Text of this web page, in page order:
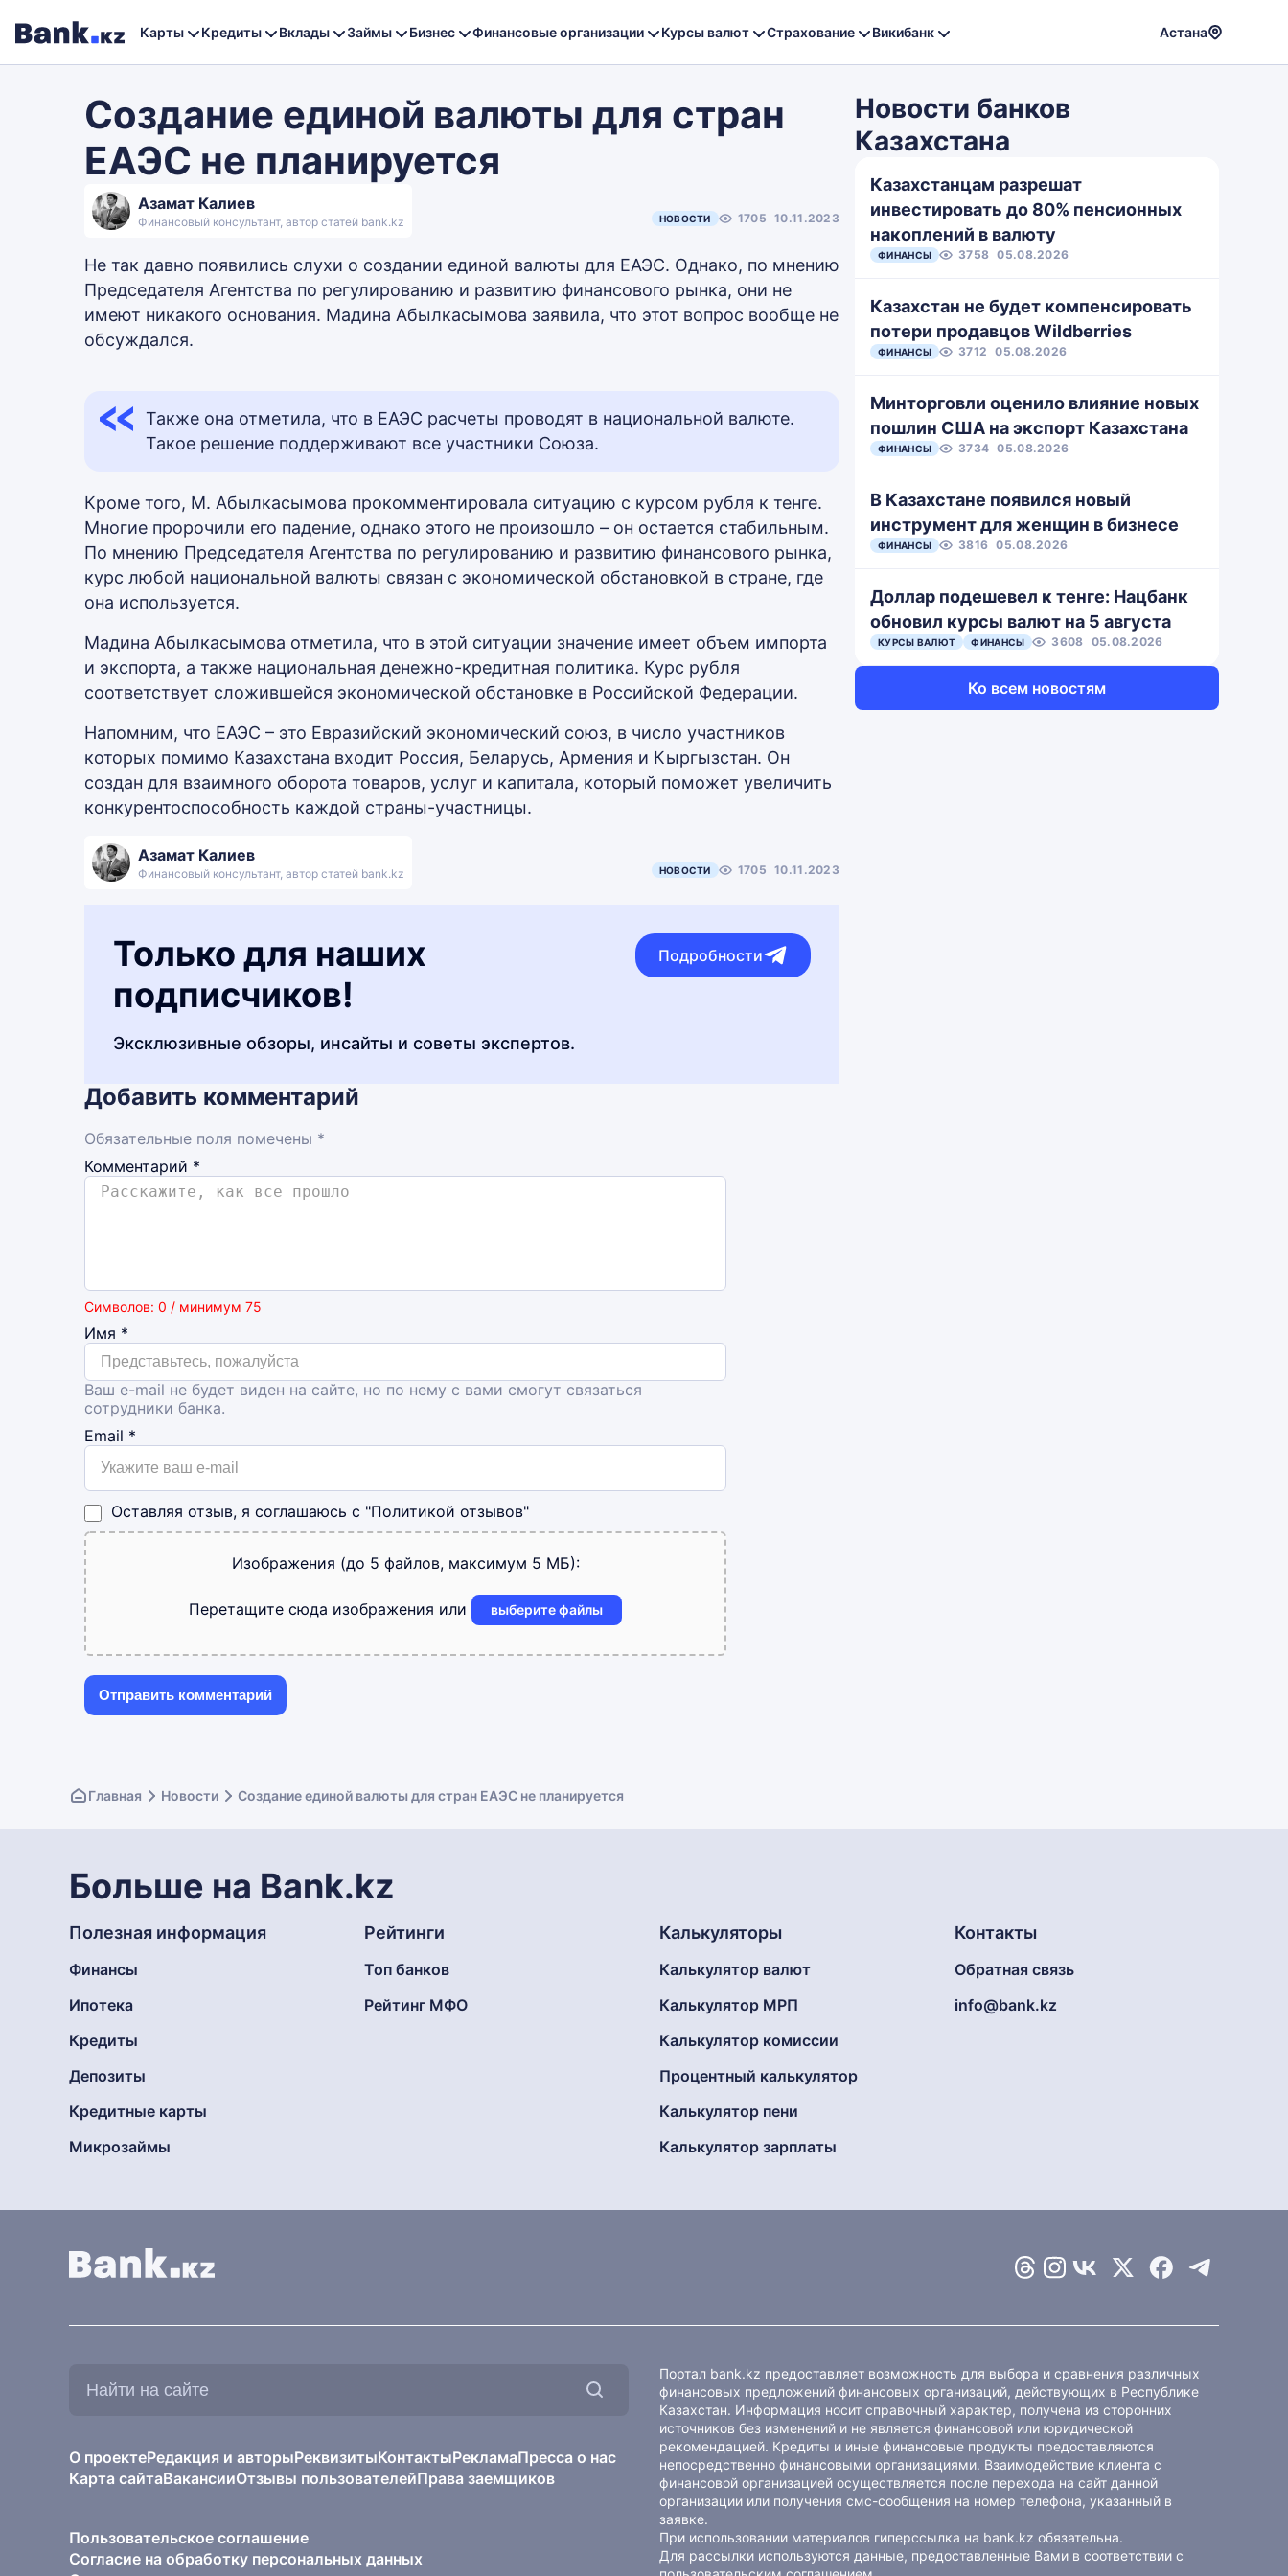
Карты Кредиты Вклады Займы Бизнес Финансовые организации Курсы валют Страхование Викибанк Астана
Создание единой валюты для стран
ЕАЭС не планируется
Азамат Калиев
Финансовый консультант, автор статей bank.kz НОВОСТИ 1705 10.11.2023
Не так давно появились слухи о создании единой валюты для ЕАЭС. Однако, по мнению
Председателя Агентства по регулированию и развитию финансового рынка, они не
имеют никакого основания. Мадина Абылкасымова заявила, что этот вопрос вообще не
обсуждался.
Также она отметила, что в ЕАЭС расчеты проводят в национальной валюте.
Такое решение поддерживают все участники Союза.
Кроме того, М. Абылкасымова прокомментировала ситуацию с курсом рубля к тенге.
Многие пророчили его падение, однако этого не произошло – он остается стабильным.
По мнению Председателя Агентства по регулированию и развитию финансового рынка,
курс любой национальной валюты связан с экономической обстановкой в стране, где
она используется.
Мадина Абылкасымова отметила, что в этой ситуации значение имеет объем импорта
и экспорта, а также национальная денежно-кредитная политика. Курс рубля
соответствует сложившейся экономической обстановке в Российской Федерации.
Напомним, что ЕАЭС – это Евразийский экономический союз, в число участников
которых помимо Казахстана входит Россия, Беларусь, Армения и Кыргызстан. Он
создан для взаимного оборота товаров, услуг и капитала, который поможет увеличить
конкурентоспособность каждой страны-участницы.
Азамат Калиев
Финансовый консультант, автор статей bank.kz НОВОСТИ 1705 10.11.2023
Только для наших
подписчиков!
Эксклюзивные обзоры, инсайты и советы экспертов.
Подробности
Добавить комментарий
Обязательные поля помечены *
Комментарий *
Символов: 0 / минимум 75
Имя *
Ваш e-mail не будет виден на сайте, но по нему с вами смогут связаться
сотрудники банка.
Email *
Оставляя отзыв, я соглашаюсь с "Политикой отзывов"
Изображения (до 5 файлов, максимум 5 МБ):
Перетащите сюда изображения или выберите файлы
Новости банков
Казахстана
Казахстанцам разрешат
инвестировать до 80% пенсионных
накоплений в валюту
ФИНАНСЫ 3758 05.08.2026
Казахстан не будет компенсировать
потери продавцов Wildberries
ФИНАНСЫ 3712 05.08.2026
Минторговли оценило влияние новых
пошлин США на экспорт Казахстана
ФИНАНСЫ 3734 05.08.2026
В Казахстане появился новый
инструмент для женщин в бизнесе
ФИНАНСЫ 3816 05.08.2026
Доллар подешевел к тенге: Нацбанк
обновил курсы валют на 5 августа
КУРСЫ ВАЛЮТ ФИНАНСЫ 3608 05.08.2026
Ко всем новостям
Главная Новости Создание единой валюты для стран ЕАЭС не планируется
Больше на Bank.kz
Полезная информация
Финансы
Ипотека
Кредиты
Депозиты
Кредитные карты
Микрозаймы
Рейтинги
Топ банков
Рейтинг МФО
Калькуляторы
Калькулятор валют
Калькулятор МРП
Калькулятор комиссии
Процентный калькулятор
Калькулятор пени
Калькулятор зарплаты
Контакты
Обратная связь
info@bank.kz
О проектеРедакция и авторыРеквизитыКонтактыРекламаПресса о нас
Карта сайтаВакансииОтзывы пользователейПрава заемщиков
Пользовательское соглашение
Согласие на обработку персональных данных
Портал bank.kz предоставляет возможность для выбора и сравнения различных
финансовых предложений финансовых организаций, действующих в Республике
Казахстан. Информация носит справочный характер, получена из сторонних
источников без изменений и не является финансовой или юридической
рекомендацией. Кредиты и иные финансовые продукты предоставляются
непосредственно финансовыми организациями. Взаимодействие клиента с
финансовой организацией осуществляется после перехода на сайт данной
организации или получения смс-сообщения на номер телефона, указанный в
заявке.
При использовании материалов гиперссылка на bank.kz обязательна.
Для рассылки используются данные, предоставленные Вами в соответствии с